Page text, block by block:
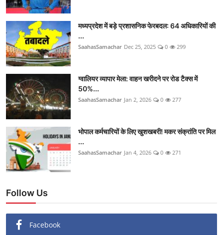
मध्यप्रदेश में बड़े प्रशासनिक फेरबदल: 64 अधिकारियों की
...
SaahasSamachar Dec 25, 2025 0 299
ग्वालियर व्यापार मेला: वाहन खरीदने पर रोड टैक्स में
50%...
SaahasSamachar Jan 2, 2026 0 277
भोपाल कर्मचारियों के लिए खुशखबरी! मकर संक्रांति पर मिल
...
SaahasSamachar Jan 4, 2026 0 271
Follow Us
Facebook